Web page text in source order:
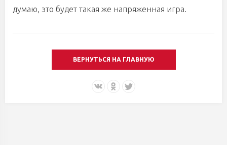
думаю, это будет такая же напряженная игра.
ВЕРНУТЬСЯ НА ГЛАВНУЮ